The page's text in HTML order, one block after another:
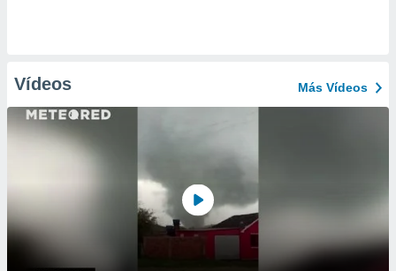
Vídeos Más Vídeos